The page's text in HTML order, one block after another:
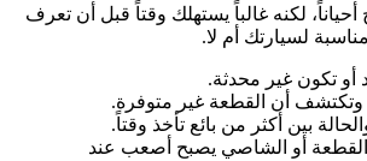
لكنه غالباً يستهلك وقتاً قبل أن تعرف
لسيارتك أم لا.
أو تكون غير محدثة.
أن القطعة غير متوفرة.
بين أكثر من بائع تأخذ وقتاً.
القطعة أو الشاصي يصبح أصعب عند